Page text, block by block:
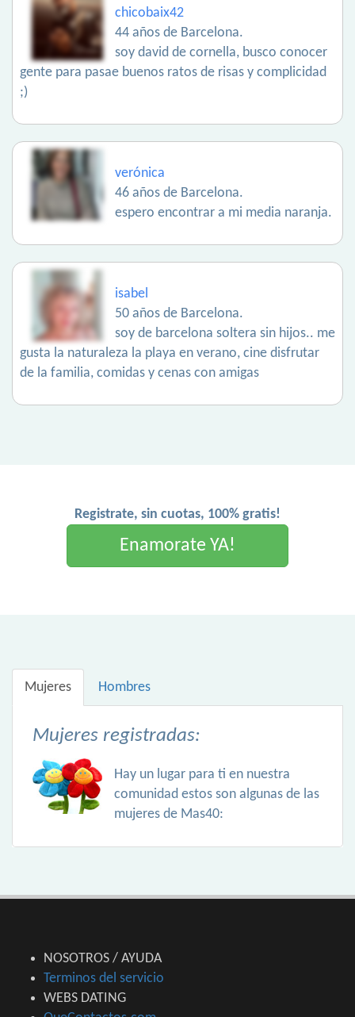
chicobaix42
44 años de Barcelona.
soy david de cornella, busco conocer
gente para pasae buenos ratos de risas y complicidad
;)
verónica
46 años de Barcelona.
espero encontrar a mi media naranja.
isabel
50 años de Barcelona.
soy de barcelona soltera sin hijos.. me
gusta la naturaleza la playa en verano, cine disfrutar
de la familia, comidas y cenas con amigas
Registrate, sin cuotas, 100% gratis!
Enamorate YA!
Mujeres Hombres
Mujeres registradas:
Hay un lugar para ti en nuestra
comunidad estos son algunas de las
mujeres de Mas40:
NOSOTROS / AYUDA
Terminos del servicio
WEBS DATING